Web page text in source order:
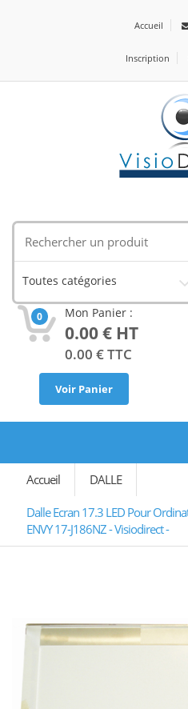
Accueil
Inscription
Toutes catégories
0 Mon Panier :
0.00€ HT
0.00 € TTC
Voir Panier
Accueil
DALLE
Dalle Ecran 17.3 LED Pour
ENVY 17-J186NZ - Visiodirect -